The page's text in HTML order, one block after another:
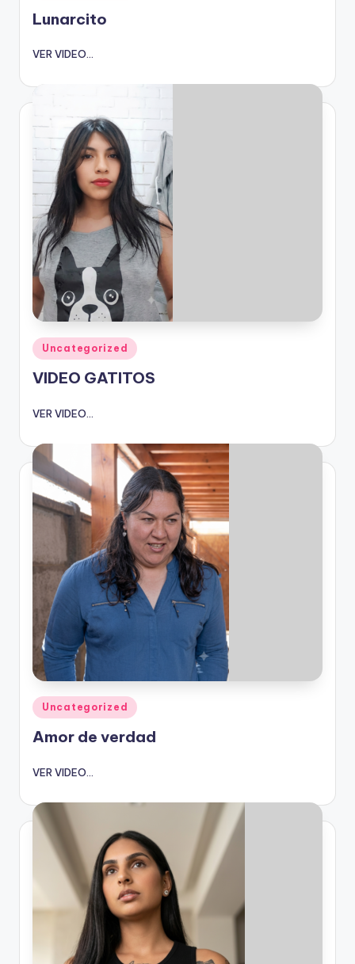
en
Lunarcito
VER VIDEO...
Publicado
en
Uncategorized
VIDEO GATITOS
VER VIDEO...
Publicado
en
Uncategorized
Amor de verdad
VER VIDEO...